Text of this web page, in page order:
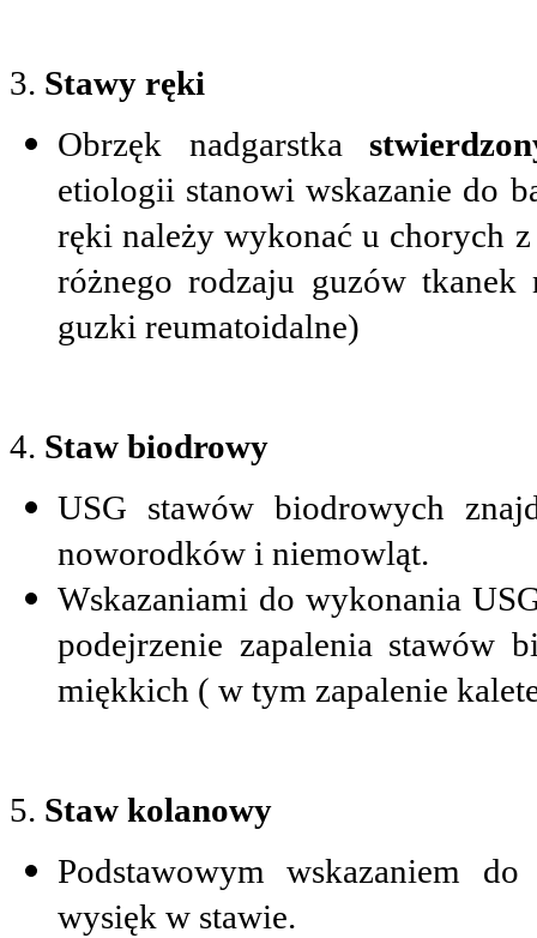
3. Stawy ręki
Obrzęk nadgarstka
etiologii stanowi wskazanie do
ręki należy wykonać u chorych z
różnego rodzaju guzów
guzki reumatoidalne)
4. Staw biodrowy
USG stawów biodrowych
noworodków i niemowląt.
Wskazaniami do wykonania
podejrzenie zapalenia stawów
miękkich ( w tym zapalenie
5. Staw kolanowy
Podstawowym wskazaniem
wysięk w stawie.